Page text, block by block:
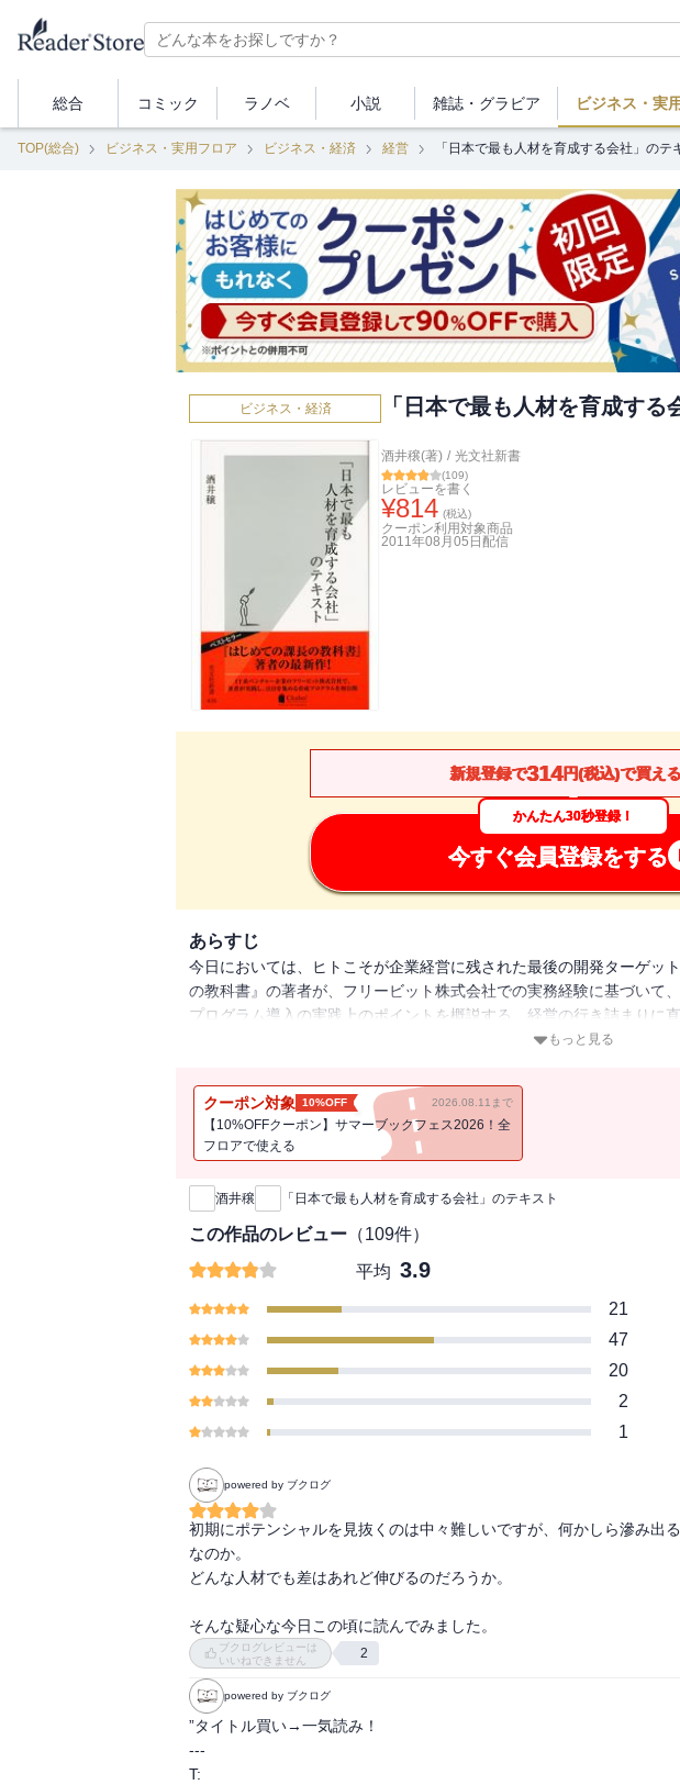
総合 コミック ラノベ 小説 雑誌・ グラビア ビジネス ・実用
TOP(総合) ビジネス・実用フロア ビジネス・経済 経営 「日本で最も人材を育成する会社」のテ
ビジネス・経済 「日本で最も人材を育成する
酒井穣(著) / 光文社新書
(109)
レビューを書く
¥814 (税込)
クーポン利用対象商品
2011年08月05日 配信
新規登録で314円(税込)で買える
かんたん30秒登録！
今すぐ会員登録をする
あらすじ
今日においては、ヒトこそが企業経営に残された最後の開発ターゲッ
の教科書』の著者が、フリービット株式会社での実務経験に基づいて
プログラム導入の実践上のポイントを概説する。経営の行き詰まりに
らの成長戦略を考える若手のビジネスパーソンにとって有益なヒント
もっと見る
クーポン対象 10%OFF 2026.08.11まで
【10%OFFクーポン】サマーブックフェス2026！全
フロアで使える
新刊通知
酒井穣 「日本で最も人材を育成する会社」のテキスト
この作品のレビュー （109件）
平均 3.9
21
47
20
2
1
powered by ブクログ
初期にポテンシャルを見抜くのは中々難しいですが、何かしら滲み出
なのか。
どんな人材でも差はあれど伸びるのだろうか。
そんな疑心な今日この頃に読んでみました。
ブクログレビューは
いいねできません
2
powered by ブクログ
”タイトル買い→一気読み！
---
T: